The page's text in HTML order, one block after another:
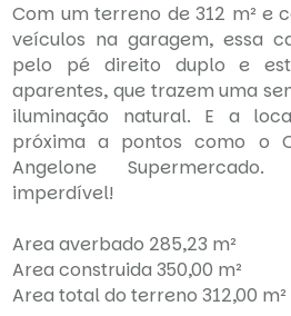
Com um terreno de 312 m² e
veículos na garagem, essa
pelo pé direito duplo e
aparentes, que trazem uma
iluminação natural. E a
próxima a pontos como o
Angelone
imperdível!
Area averbado 285,23 m²
Area construida 350,00 m²
Area total do terreno 312,00 m²